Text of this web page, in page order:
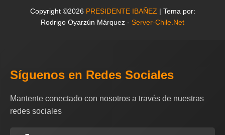
Copyright ©2026 PRESIDENTE IBAÑEZ | Tema por:
Rodrigo Oyarzún Márquez - Server-Chile.Net
Síguenos en Redes Sociales
Mantente conectado con nosotros a través de nuestras
redes sociales